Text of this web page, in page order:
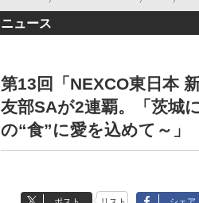
ニュース
第13回「NEXCO東日本
友部SAが2連覇。「茨城
の“食”に愛を込めて～」